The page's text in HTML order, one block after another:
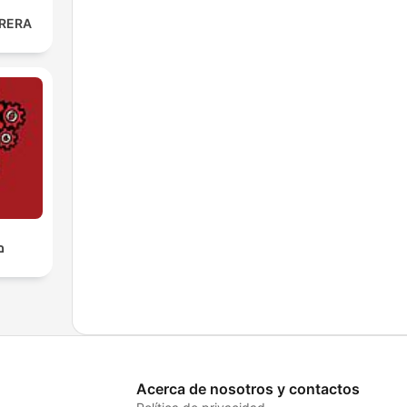
Acerca de nosotros y contactos